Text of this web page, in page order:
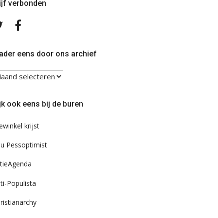
verbonden
Volg
TwitterFacebook
eens door ons archief
ook eens bij de buren
krijst
Pessoptimist
Populista